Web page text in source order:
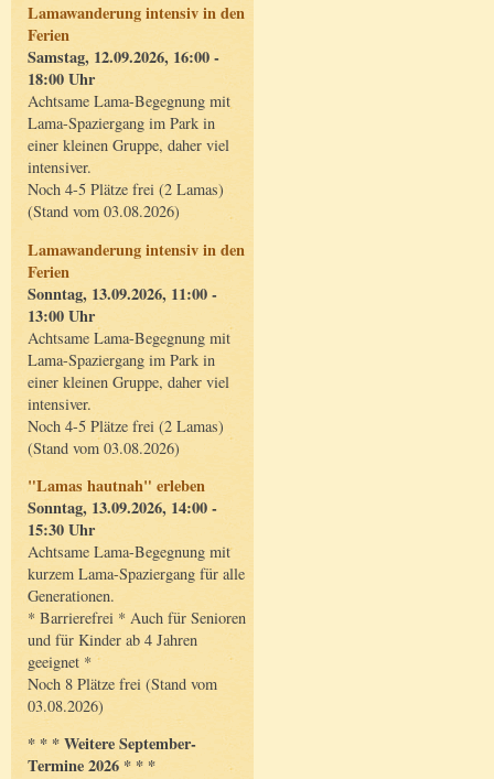
Lamawanderung intensiv in den
Ferien
Samstag, 12.09.2026, 16:00 -
18:00 Uhr
Achtsame Lama-Begegnung mit
Lama-Spaziergang im Park in
einer kleinen Gruppe, daher viel
intensiver.
Noch 4-5 Plätze frei (2 Lamas)
(Stand vom 03.08.2026)
Lamawanderung intensiv in den
Ferien
Sonntag, 13.09.2026, 11:00 -
13:00 Uhr
Achtsame Lama-Begegnung mit
Lama-Spaziergang im Park in
einer kleinen Gruppe, daher viel
intensiver.
Noch 4-5 Plätze frei (2 Lamas)
(Stand vom 03.08.2026)
"Lamas hautnah" erleben
Sonntag, 13.09.2026, 14:00 -
15:30 Uhr
Achtsame Lama-Begegnung mit
kurzem Lama-Spaziergang für alle
Generationen.
* Barrierefrei * Auch für Senioren
und für Kinder ab 4 Jahren
geeignet *
Noch 8 Plätze frei (Stand vom
03.08.2026)
* * * Weitere September-
Termine 2026 * * *